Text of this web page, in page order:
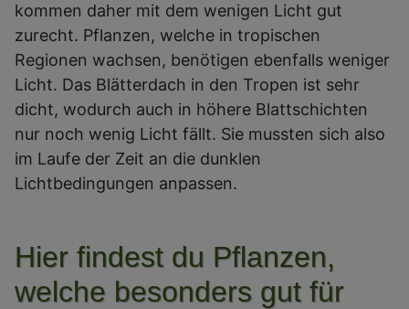
kommen daher mit dem wenigen Licht gut
zurecht. Pflanzen, welche in tropischen
Regionen wachsen, benötigen ebenfalls weniger
Licht. Das Blätterdach in den Tropen ist sehr
dicht, wodurch auch in höhere Blattschichten
nur noch wenig Licht fällt. Sie mussten sich also
im Laufe der Zeit an die dunklen
Lichtbedingungen anpassen.
Hier findest du Pflanzen,
welche besonders gut für